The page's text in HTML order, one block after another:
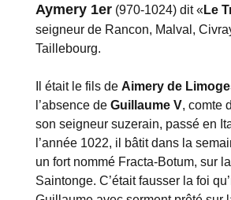
Aymery 1er (970-1024) dit « Le
seigneur de Rancon, Malval,
Taillebourg.
Il était le fils de Aimery de
l’absence de Guillaume V, comte
son seigneur suzerain, passé en
l’année 1022, il bâtit dans la
un fort nommé Fracta-Botum, sur
Saintonge. C’était fausser la foi